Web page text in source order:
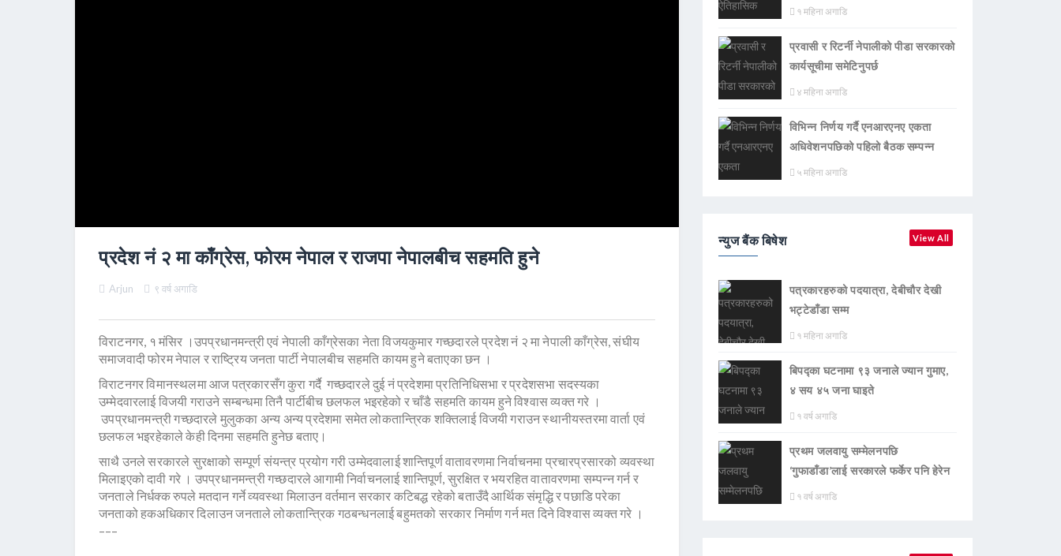
प्रदेश नं २ मा काँग्रेस, फोरम नेपाल र राजपा नेपालबीच सहमति हुने
Arjun ९ वर्ष अगाडि
विराटनगर, १ मंसिर ।उपप्रधानमन्त्री एवं नेपाली काँग्रेसका नेता विजयकुमार गच्छदारले प्रदेश नं २ मा नेपाली काँग्रेस, संघीय
समाजवादी फोरम नेपाल र राष्ट्रिय जनता पार्टी नेपालबीच सहमति कायम हुने बताएका छन ।
विराटनगर विमानस्थलमा आज पत्रकारसँग कुरा गर्दै गच्छदारले दुई नं प्रदेशमा प्रतिनिधिसभा र प्रदेशसभा सदस्यका
उम्मेदवारलाई विजयी गराउने सम्बन्धमा तिनै पार्टीबीच छलफल भइरहेको र चाँडै सहमति कायम हुने विश्वास व्यक्त गरे ।
उपप्रधानमन्त्री गच्छदारले मुलुकका अन्य अन्य प्रदेशमा समेत लोकतान्त्रिक शक्तिलाई विजयी गराउन स्थानीयस्तरमा वार्ता एवं
छलफल भइरहेकाले केही दिनमा सहमति हुनेछ बताए।
साथै उनले सरकारले सुरक्षाको सम्पूर्ण संयन्त्र प्रयोग गरी उम्मेदवालाई शान्तिपूर्ण वातावरणमा निर्वाचनमा प्रचारप्रसारको व्यवस्था
मिलाइएको दावी गरे । उपप्रधानमन्त्री गच्छदारले आगामी निर्वाचनलाई शान्तिपूर्ण, सुरक्षित र भयरहित वातावरणमा सम्पन्न गर्न र
जनताले निर्धक्क रुपले मतदान गर्ने व्यवस्था मिलाउन वर्तमान सरकार कटिबद्ध रहेको बताउँदै आर्थिक संमृद्धि र पछाडि परेका
जनताको हकअधिकार दिलाउन जनताले लोकतान्त्रिक गठबन्धनलाई बहुमतको सरकार निर्माण गर्न मत दिने विश्वास व्यक्त गरे ।
–––
१ महिना अगाडि
प्रवासी र रिटर्नी नेपालीको पीडा सरकारको
कार्यसूचीमा समेटिनुपर्छ
४ महिना अगाडि
विभिन्न निर्णय गर्दै एनआरएनए एकता
अधिवेशनपछिको पहिलो बैठक सम्पन्न
५ महिना अगाडि
न्युज बैंक बिषेश View All
पत्रकारहरुको पदयात्रा, देबीचौर देखी
भट्टेडाँडा सम्म
१ महिना अगाडि
बिपद्का घटनामा ९३ जनाले ज्यान गुमाए,
४ सय ४५ जना घाइते
१ वर्ष अगाडि
प्रथम जलवायु सम्मेलनपछि
‘गुफाडाँडा’लाई सरकारले फर्केर पनि हेरेन
१ वर्ष अगाडि